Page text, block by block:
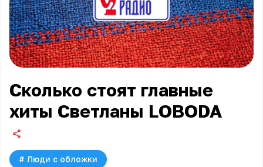
Сколько стоят главные
хиты Светланы LOBODA
# Люди с обложки